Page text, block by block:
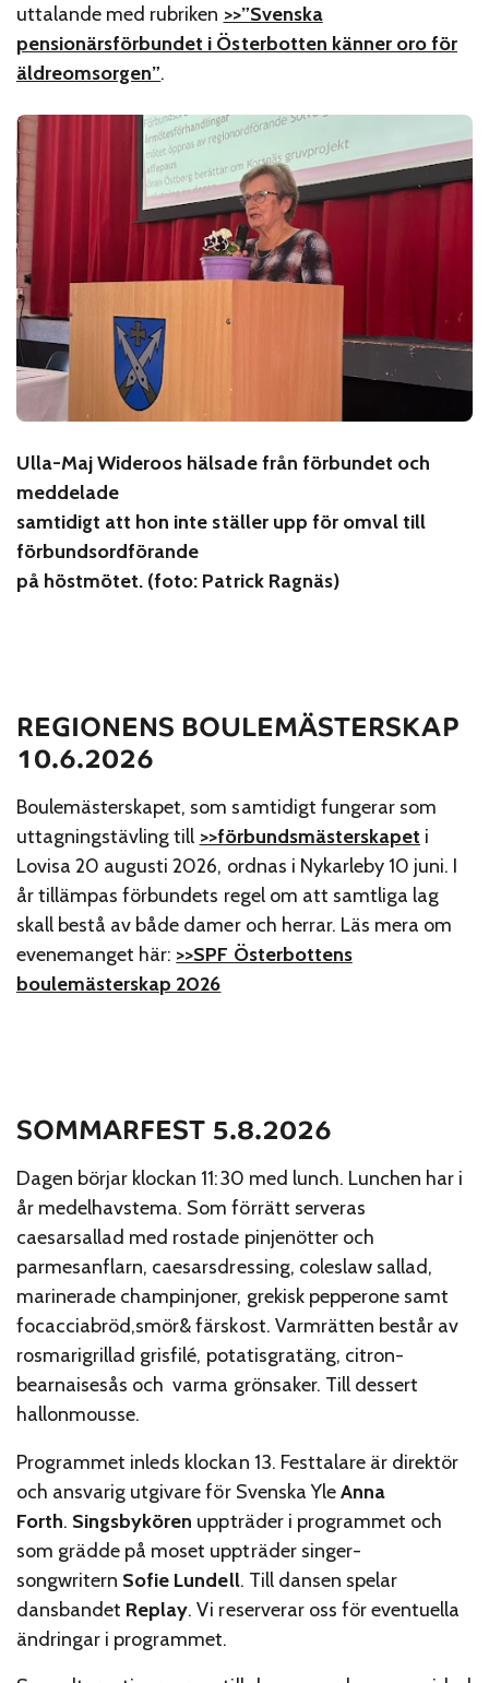
uttalande med rubriken >>”Svenska
pensionärsförbundet i Österbotten känner oro för
äldreomsorgen”.
Ulla-Maj Wideroos hälsade från förbundet och
meddelade
samtidigt att hon inte ställer upp för omval till
förbundsordförande
på höstmötet. (foto: Patrick Ragnäs)
REGIONENS BOULEMÄSTERSKAP
10.6.2026
Boulemästerskapet, som samtidigt fungerar som
uttagningstävling till >>förbundsmästerskapet i
Lovisa 20 augusti 2026, ordnas i Nykarleby 10 juni. I
år tillämpas förbundets regel om att samtliga lag
skall bestå av både damer och herrar. Läs mera om
evenemanget här: >>SPF Österbottens
boulemästerskap 2026
SOMMARFEST 5.8.2026
Dagen börjar klockan 11:30 med lunch. Lunchen har i
år medelhavstema. Som förrätt serveras
caesarsallad med rostade pinjenötter och
parmesanflarn, caesarsdressing, coleslaw sallad,
marinerade champinjoner, grekisk pepperone samt
focacciabröd,smör& färskost. Varmrätten består av
rosmarigrillad grisfilé, potatisgratäng, citron-
bearnaisesås och varma grönsaker. Till dessert
hallonmousse.
Programmet inleds klockan 13. Festtalare är direktör
och ansvarig utgivare för Svenska YleAnna
Forth. Singsbykören uppträder i programmet och
som grädde på moset uppträder singer-
songwritern Sofie Lundell. Till dansen spelar
dansbandet Replay. Vi reserverar oss för eventuella
ändringar i programmet.